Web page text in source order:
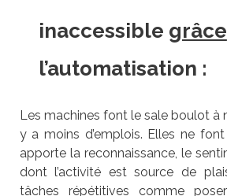
inaccessible grâce
l’automatisation :
Les machines font le sale boulot à
y a moins d’emplois. Elles ne
apporte la reconnaissance, le
dont l’activité est source de
tâches répétitives comme